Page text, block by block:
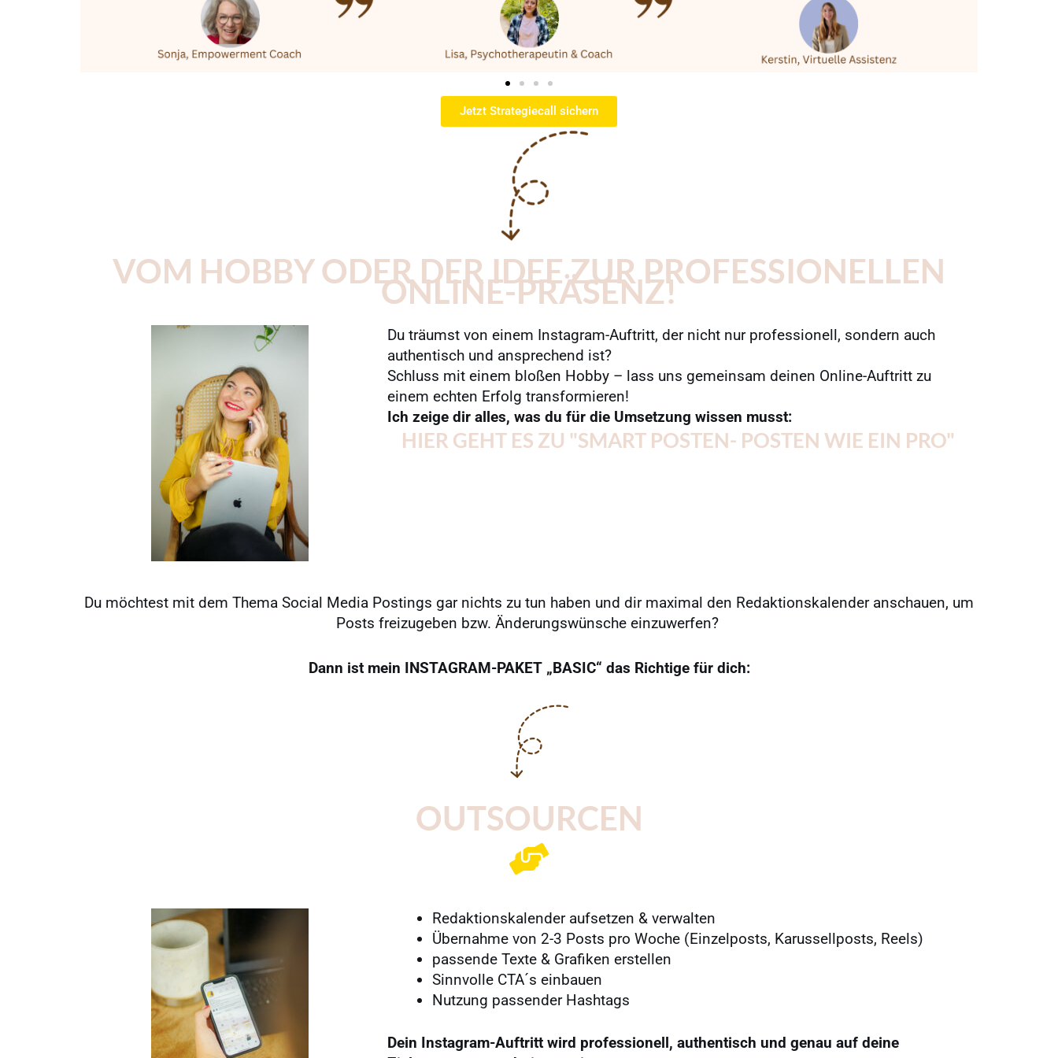
Jetzt Strategiecall sichern
VOM HOBBY ODER DER IDEE ZUR PROFESSIONELLEN
ONLINE-PRÄSENZ!
Du träumst von einem Instagram-Auftritt, der nicht nur professionell, sondern auch
authentisch und ansprechend ist?
Schluss mit einem bloßen Hobby – lass uns gemeinsam deinen Online-Auftritt zu
einem echten Erfolg transformieren!
Ich zeige dir alles, was du für die Umsetzung wissen musst:
HIER GEHT ES ZU "SMART POSTEN- POSTEN WIE EIN PRO"
Du möchtest mit dem Thema Social Media Postings gar nichts zu tun haben und dir maximal den Redaktionskalender anschauen, um
Posts freizugeben bzw. Änderungswünsche einzuwerfen?
Dann ist mein INSTAGRAM-PAKET „BASIC“ das Richtige für dich:
OUTSOURCEN
Redaktionskalender aufsetzen & verwalten
Übernahme von 2-3 Posts pro Woche (Einzelposts, Karussellposts, Reels)
passende Texte & Grafiken erstellen
Sinnvolle CTA´s einbauen
Nutzung passender Hashtags
Dein Instagram-Auftritt wird professionell, authentisch und genau auf deine